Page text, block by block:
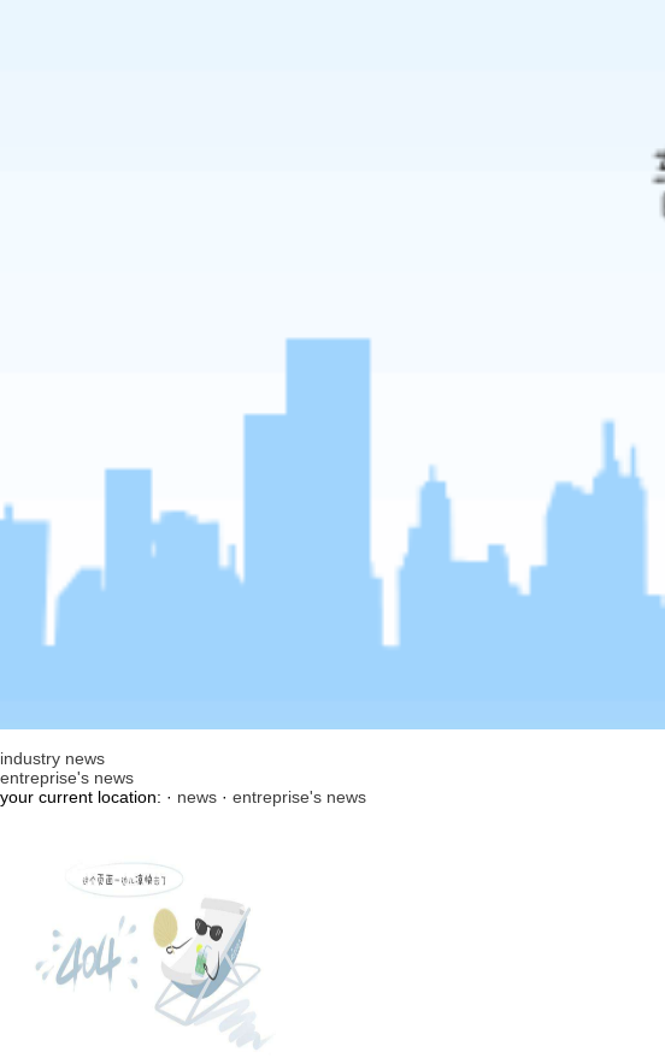
industry news
entreprise's news
your current location: · news · entreprise's news